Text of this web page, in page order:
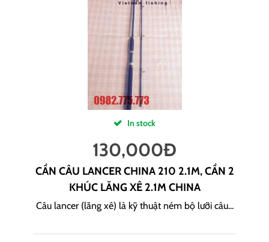
In stock
130,000Đ
CẦN CÂU LANCER CHINA 210 2.1M, CẦN 2
KHÚC LĂNG XÊ 2.1M CHINA
Câu lancer (lăng xê) là kỹ thuật ném bộ lưỡi câu...